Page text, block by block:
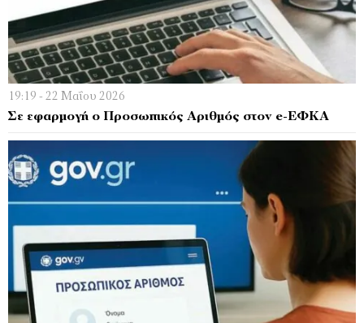
19:19 - 22 Μαΐου 2026
Σε εφαρμογή ο Προσωπικός Αριθμός στον e-ΕΦΚΑ